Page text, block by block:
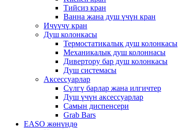
Тийсиз кран
Ванна жана душ үчүн кран
Ичүүчү кран
Душ колонкасы
Термостатикалык душ колонкасы
Механикалык душ колоннасы
Дивертору бар душ колонкасы
Душ системасы
Аксессуарлар
Сүлгү барлар жана илгичтер
Душ үчүн аксессуарлар
Самын диспенсери
Grab Bars
EASO жөнүндө